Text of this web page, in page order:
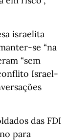
israelita
se “na
“sem
Israel-
das FDI
para